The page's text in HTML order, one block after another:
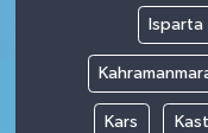
Isparta
Kars